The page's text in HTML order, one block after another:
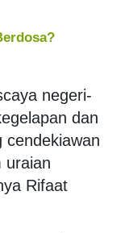
negeri-
dan
cendekiawan
uraian
Rifaat